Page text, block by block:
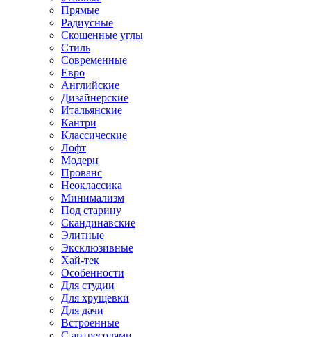
Прямые
Радиусные
Скошенные углы
Стиль
Современные
Евро
Английские
Дизайнерские
Итальянские
Кантри
Классические
Лофт
Модерн
Прованс
Неоклассика
Минимализм
Под старину
Скандинавские
Элитные
Эксклюзивные
Хай-тек
Особенности
Для студии
Для хрущевки
Для дачи
Встроенные